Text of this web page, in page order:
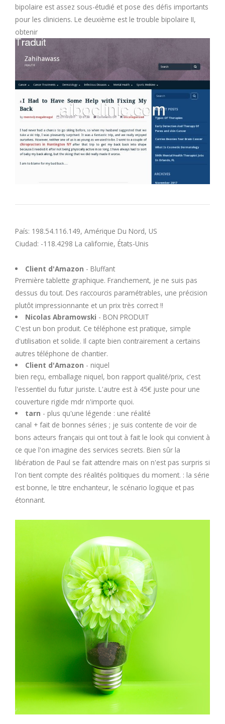
K
L
N
O
P
S
U
V
Y
Z
bipolaire est assez sous-étudié et pose des défis importants
pour les cliniciens. Le deuxième est le trouble bipolaire II,
obtenir
País: 198.54.116.149, Amérique Du Nord, US
Ciudad: -118.4298 La californie, États-Unis
Client d'Amazon - Bluffant
Première tablette graphique. Franchement, je ne suis pas
dessus du tout. Des raccourcis paramétrables, une précision
plutôt impressionnante et un prix très correct !!
Nicolas Abramowski - BON PRODUIT
C'est un bon produit. Ce téléphone est pratique, simple
d'utilisation et solide. Il capte bien contrairement a certains
autres téléphone de chantier.
Client d'Amazon - niquel
bien reçu, emballage niquel, bon rapport qualité/prix, c'est
l'essentiel du futur juriste. L'autre est à 45€ juste pour une
couverture rigide mdr n'importe quoi.
tarn - plus qu'une légende : une réalité
canal + fait de bonnes séries ; je suis contente de voir de
bons acteurs français qui ont tout à fait le look qui convient à
ce que l'on imagine des services secrets. Bien sûr la
libération de Paul se fait attendre mais on n'est pas surpris si
l'on tient compte des réalités politiques du moment. : la série
est bonne, le titre enchanteur, le scénario logique et pas
étonnant.